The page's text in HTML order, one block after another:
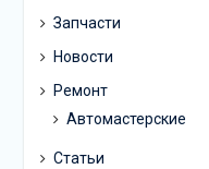
Запчасти
Новости
Ремонт
Автомастерские
Статьи